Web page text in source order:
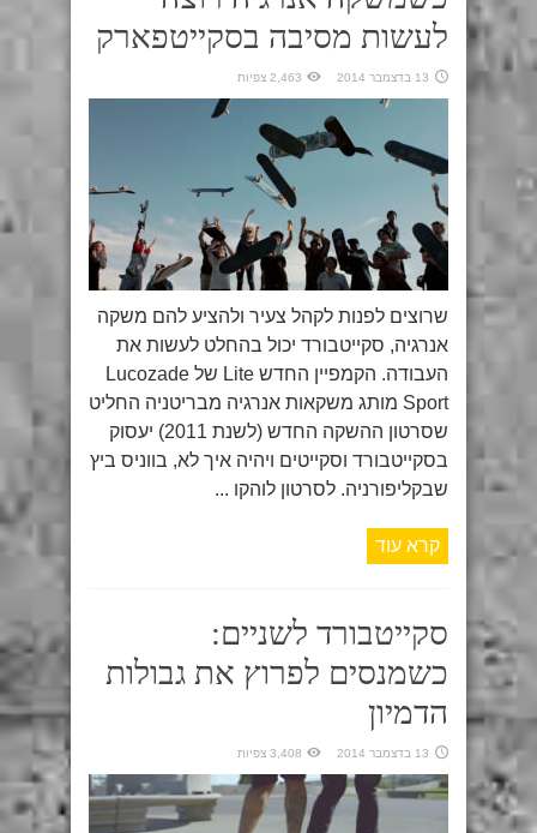
לעשות מסיבה בסקייטפארק
13 בדצמבר 2014 2,463 צפיות
שרוצים לפנות לקהל צעיר ולהציע להם משקה
אנרגיה, סקייטבורד יכול בהחלט לעשות את
העבודה. הקמפיין החדש Lite של Lucozade
Sport מותג משקאות אנרגיה מבריטניה החליט
שסרטון ההשקה החדש (לשנת 2011) יעסוק
בסקייטבורד וסקייטים ויהיה איך לא, בווניס ביץ
שבקליפורניה. לסרטון לוהקו ...
קרא עוד
סקייטבורד לשניים:
כשמנסים לפרוץ את גבולות
הדמיון
13 בדצמבר 2014 3,408 צפיות